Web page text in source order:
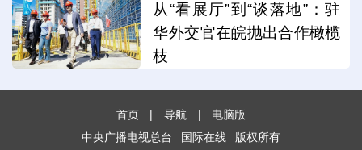
从“看展厅”到“谈落地”：驻
华外交官在皖抛出合作橄榄
枝
首页 | 导航 |
电脑版
中央广播电视总台
国际在线 版权所有